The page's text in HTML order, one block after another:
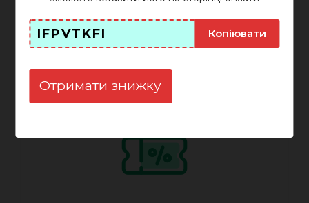
IFPVTKFI Копіювати
Отримати знижку